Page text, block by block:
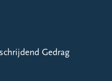
Gedrag